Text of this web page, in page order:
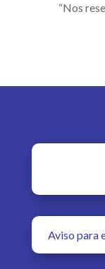
“Nos
Aviso para